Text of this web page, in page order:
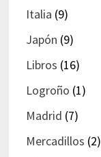
Italia (9)
Japón (9)
Libros (16)
Logroño (1)
Madrid (7)
Mercadillos (2)